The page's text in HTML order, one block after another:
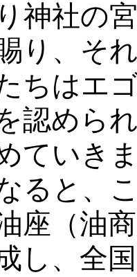
神社の
り、そ
ちはエ
認めら
ていき
ると、
座（油
し、全